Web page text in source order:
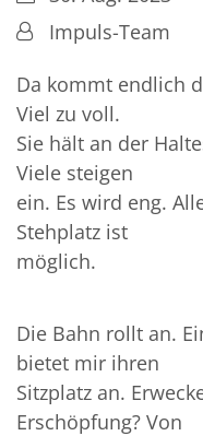
Von:Impuls-Team
Da kommt endlich
Viel zu voll.
Sie hält an der
Viele steigen
ein. Es wird eng.
Stehplatz ist
möglich.
Die Bahn rollt an.
bietet mir ihren
Sitzplatz an.
Erschöpfung? Von